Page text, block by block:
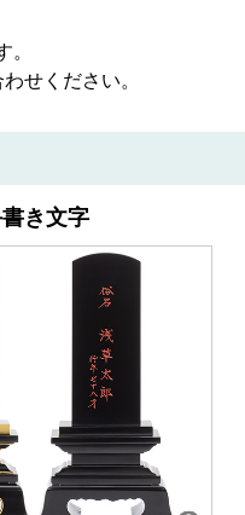
せください。
き文字